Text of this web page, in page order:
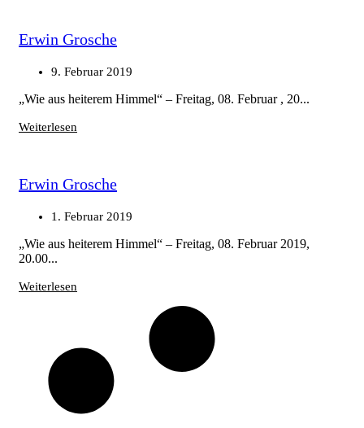
Erwin Grosche
9. Februar 2019
„Wie aus heiterem Himmel“ – Freitag, 08. Februar , 20...
Weiterlesen
Erwin Grosche
1. Februar 2019
„Wie aus heiterem Himmel“ – Freitag, 08. Februar 2019,
20.00...
Weiterlesen